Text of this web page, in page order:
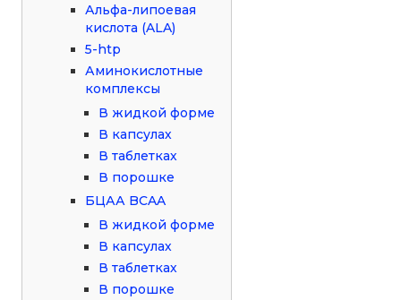
Альфа-липоевая
кислота (ALA)
5-htp
Аминокислотные
комплексы
В жидкой форме
В капсулах
В таблетках
В порошке
БЦАА BCAA
В жидкой форме
В капсулах
В таблетках
В порошке